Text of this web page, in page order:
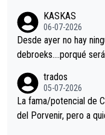
eta, a ver si por querer
ción de podio UAE y
KASKAS
06-07-2026
Desde ayer no hay ningún
debroeks….porqué
trados
05-07-2026
La fama/potencial de
del Porvenir, pero a